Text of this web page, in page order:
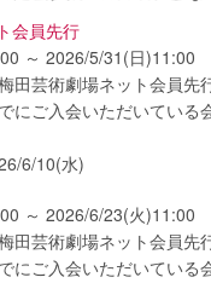
会員先行
～ 2026/5/31(日)11:00
田芸術劇場ネット会員先
にご入会いただいている
6/10(水)
～ 2026/6/23(火)11:00
田芸術劇場ネット会員先
にご入会いただいている